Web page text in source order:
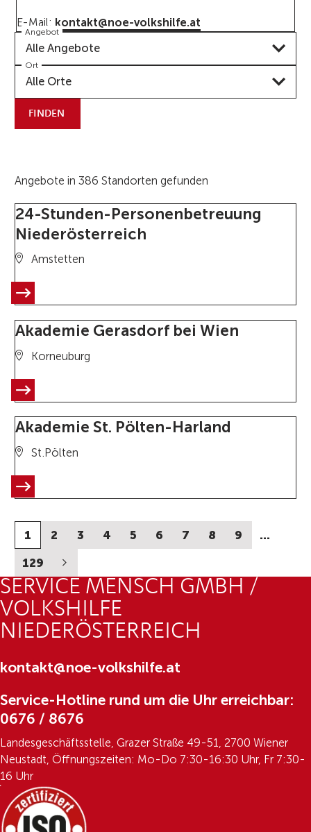
E-Mail: kontakt@noe-volkshilfe.at
Angebot
Alle Angebote
Ort
Alle Orte
FINDEN
Angebote in 386 Standorten gefunden
24-Stunden-Personenbetreuung
Niederösterreich
Amstetten
Akademie Gerasdorf bei Wien
Korneuburg
Akademie St. Pölten-Harland
St.Pölten
1 2 3 4 5 6 7 8 9
…
129
SERVICE MENSCH GMBH /
VOLKSHILFE
NIEDERÖSTERREICH
kontakt@noe-volkshilfe.at
Service-Hotline rund um die Uhr erreichbar:
0676 / 8676
Landesgeschäftsstelle, Grazer Straße 49-51, 2700 Wiener
Neustadt, Öffnungszeiten: Mo-Do 7:30-16:30 Uhr, Fr 7:30-
16 Uhr